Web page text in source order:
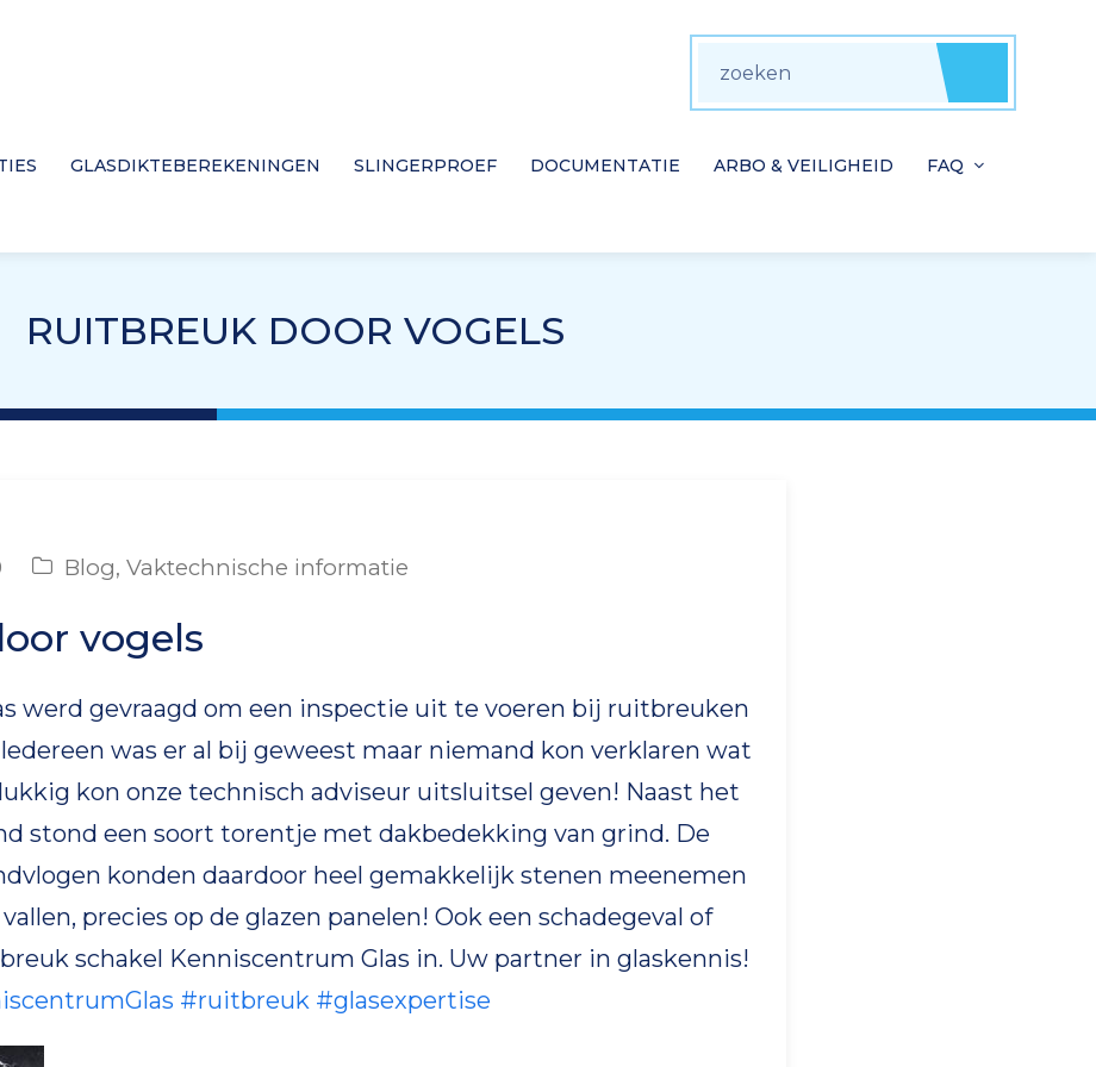
GLASDIKTEBEREKENINGEN SLINGERPROEF DOCUMENTATIE ARBO & VEILIGHEID FAQ
RUITBREUK DOOR VOGELS
Blog,Vaktechnische informatie
vogels
werd gevraagd om een inspectie uit te voeren bij ruitbreuken
was er al bij geweest maar niemand kon verklaren wat
kon onze technisch adviseur uitsluitsel geven! Naast het
stond een soort torentje met dakbedekking van grind. De
konden daardoor heel gemakkelijk stenen meenemen
precies op de glazen panelen! Ook een schadegeval of
schakel Kenniscentrum Glas in. Uw partner in glaskennis!
#ruitbreuk #glasexpertise